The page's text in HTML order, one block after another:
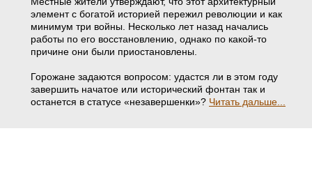
элемент с богатой историей пережил революции и как
минимум три войны. Несколько лет назад начались
работы по его восстановлению, однако по какой‑то
причине они были приостановлены.
Горожане задаются вопросом: удастся ли в этом году
завершить начатое или исторический фонтан так и
останется в статусе «незавершенки»? Читать дальше...